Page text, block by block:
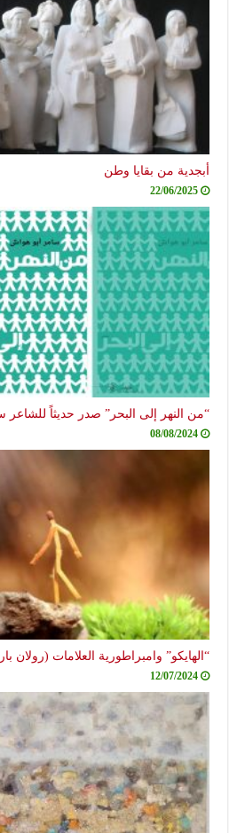
أبجدية من بقايا وطن
22/06/2025
“من النهر إلى البحر” صدر حديثاً
08/08/2024
“الهايكو” وامبراطورية العلامات (رولان
12/07/2024